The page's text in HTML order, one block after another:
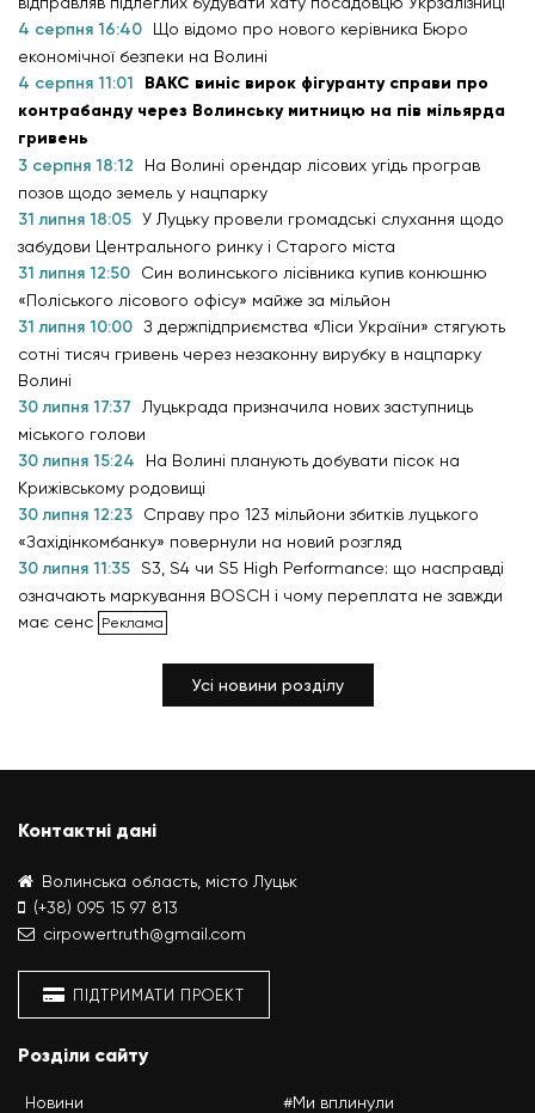
4 серпня 16:40
Що відомо про нового керівника Бюро
економічної безпеки на Волині
4 серпня 11:01
ВАКС виніс вирок фігуранту справи про
контрабанду через Волинську митницю на пів мільярда
гривень
3 серпня 18:12
На Волині орендар лісових угідь програв
позов щодо земель у нацпарку
31 липня 18:05 У Луцьку провели громадські слухання щодо
забудови Центрального ринку і Старого міста
31 липня 12:50
Син волинського лісівника купив конюшню
«Поліського лісового офісу» майже за мільйон
31 липня 10:00 З держпідприємства «Ліси України» стягують
сотні тисяч гривень через незаконну вирубку в нацпарку
Волині
30 липня 17:37
Луцькрада призначила нових заступниць
міського голови
30 липня 15:24
На Волині планують добувати пісок на
Крижівському родовищі
30 липня 12:23
Справу про 123 мільйони збитків луцького
«Західінкомбанку» повернули на новий розгляд
30 липня 11:35 S3, S4 чи S5 High Performance: що насправді
означають маркування BOSCH і чому переплата не завжди
має сенс
Усі новини розділу
Контактні дані
Волинська область, місто Луцьк
(+38) 095 15 97 813
cirpowertruth@gmail.com
ПІДТРИМАТИ ПРОЕКТ
Розділи сайту
Новини
#Ми вплинули